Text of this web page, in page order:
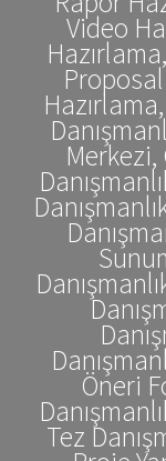
Video
Merkezi,
Öneri
Tez